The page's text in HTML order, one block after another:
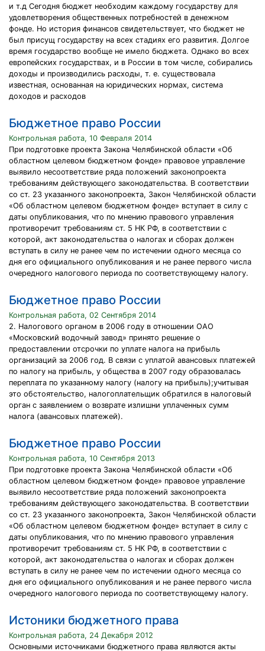
и т.д Сегодня бюджет необходим каждому государству для
удовлетворения общественных потребностей в денежном
фонде. Но история финансов свидетельствует, что бюджет не
был присущ государству на всех стадиях его развития. Долгое
время государство вообще не имело бюджета. Однако во всех
европейских государствах, и в России в том числе, собирались
доходы и производились расходы, т. е. существовала
известная, основанная на юридических нормах, система
доходов и расходов
Бюджетное право России
Контрольная работа, 10 Февраля 2014
При подготовке проекта Закона Челябинской области «Об
областном целевом бюджетном фонде» правовое управление
выявило несоответствие ряда положений законопроекта
требованиям действующего законодательства. В соответствии
со ст. 23 указанного законопроекта, Закон Челябинской области
«Об областном целевом бюджетном фонде» вступает в силу с
даты опубликования, что по мнению правового управления
противоречит требованиям ст. 5 НК РФ, в соответствии с
которой, акт законодательства о налогах и сборах должен
вступать в силу не ранее чем по истечении одного месяца со
дня его официального опубликования и не ранее первого числа
очередного налогового периода по соответствующему налогу.
Бюджетное право России
Контрольная работа, 02 Сентября 2014
2. Налогового органом в 2006 году в отношении ОАО
«Московский водочный завод» принято решение о
предоставлении отсрочки по уплате налога на прибыль
организаций за 2006 год. В связи с уплатой авансовых платежей
по налогу на прибыль, у общества в 2007 году образовалась
переплата по указанному налогу (налогу на прибыль);учитывая
это обстоятельство, налогоплательщик обратился в налоговый
орган с заявлением о возврате излишни уплаченных сумм
налога (авансовых платежей).
Бюджетное право России
Контрольная работа, 10 Сентября 2013
При подготовке проекта Закона Челябинской области «Об
областном целевом бюджетном фонде» правовое управление
выявило несоответствие ряда положений законопроекта
требованиям действующего законодательства. В соответствии
со ст. 23 указанного законопроекта, Закон Челябинской области
«Об областном целевом бюджетном фонде» вступает в силу с
даты опубликования, что по мнению правового управления
противоречит требованиям ст. 5 НК РФ, в соответствии с
которой, акт законодательства о налогах и сборах должен
вступать в силу не ранее чем по истечении одного месяца со
дня его официального опубликования и не ранее первого числа
очередного налогового периода по соответствующему налогу.
Истоники бюджетного права
Контрольная работа, 24 Декабря 2012
Основными источниками бюджетного права являются акты